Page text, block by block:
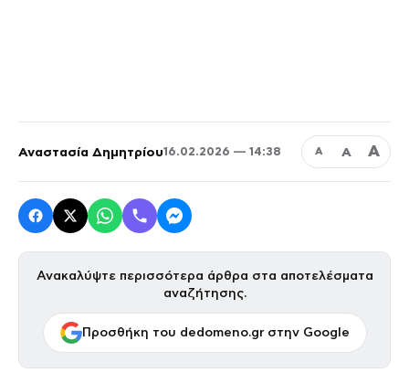
Αναστασία Δημητρίου16.02.2026 — 14:38 Α Α Α
Ανακαλύψτε περισσότερα άρθρα στα αποτελέσματα
αναζήτησης.
Προσθήκη του dedomeno.gr στην Google